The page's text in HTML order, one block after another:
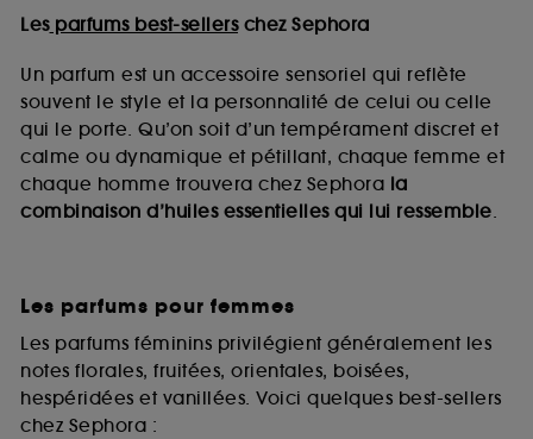
Lesparfums best-sellerschez Sephora
Un parfum est un accessoire sensoriel qui reflète
souvent le style et la personnalité de celui ou celle
qui le porte. Qu’on soit d’un tempérament discret et
calme ou dynamique et pétillant, chaque femme et
chaque homme trouvera chez Sephora la
combinaison d’huiles essentielles qui lui ressemble.
Les parfums pour femmes
Les parfums féminins privilégient généralement les
notes florales, fruitées, orientales, boisées,
hespéridées et vanillées. Voici quelques best-sellers
chez Sephora :